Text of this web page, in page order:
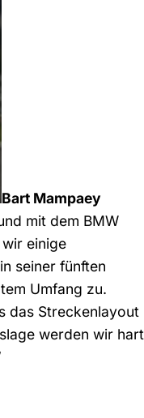
Bart Mampaey
mit dem BMW
einige
seiner fünften
Umfang zu.
das Streckenlayout
werden wir hart